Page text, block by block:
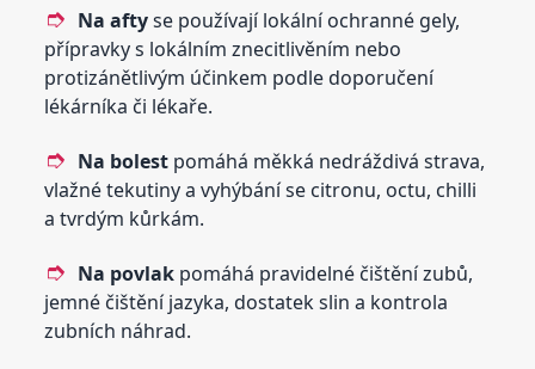
Na aftyse používají lokální ochranné gely,
přípravky s lokálním znecitlivěním nebo
protizánětlivým účinkem podle doporučení
lékárníka či lékaře.
Na bolest pomáhá měkká nedráždivá strava,
vlažné tekutiny a vyhýbání se citronu, octu, chilli
a tvrdým kůrkám.
Na povlak pomáhá pravidelné čištění zubů,
jemné čištění jazyka, dostatek slin a kontrola
zubních náhrad.